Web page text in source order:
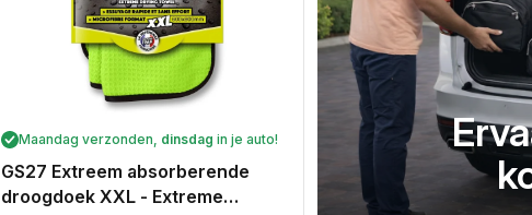
Maandag verzonden, dinsdag in je auto!
GS27 Extreem absorberende
droogdoek XXL - Extreme